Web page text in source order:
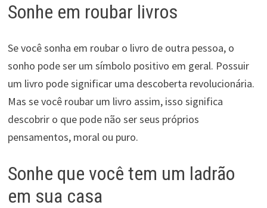
Sonhe em roubar livros
Se você sonha em roubar o livro de outra pessoa, o
sonho pode ser um símbolo positivo em geral. Possuir
um livro pode significar uma descoberta revolucionária.
Mas se você roubar um livro assim, isso significa
descobrir o que pode não ser seus próprios
pensamentos, moral ou puro.
Sonhe que você tem um ladrão
em sua casa